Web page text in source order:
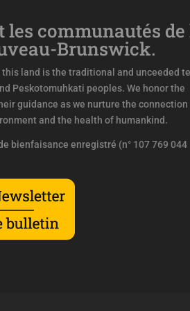
les communautés de
Brunswick.
land is the traditional and unceeded
Peskotomuhkati peoples. We honor the
guidance as we nurture the connection
and the health of humankind.
bienfaisance enregistré (n° 107 769 044